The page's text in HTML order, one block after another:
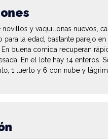
novillos y vaquillonas nuevos,
la edad, bastante parejo
buena comida recuperan
En el lote hay 14 enteros.
1 tuerto y 6 con nube y